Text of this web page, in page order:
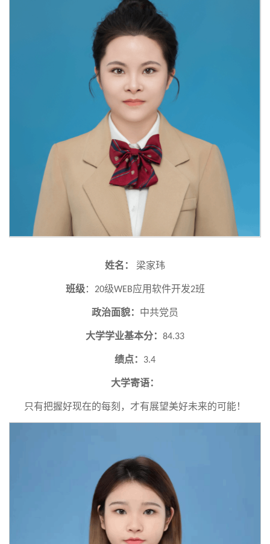
姓名： 梁家玮
班级： 20级WEB应用软件开发2班
政治面貌： 中共党员
大学学业基本分： 84.33
绩点： 3.4
大学寄语：
只有把握好现在的每刻，才有展望美好未来的可能！